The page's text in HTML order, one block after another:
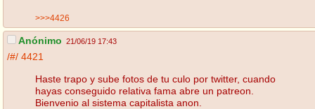
>>>4426
Anónimo 21/06/19 17:43
/#/ 4421
Haste trapo y sube fotos de tu culo por twitter, cuando
hayas conseguido relativa fama abre un patreon.
Bienvenio al sistema capitalista anon.